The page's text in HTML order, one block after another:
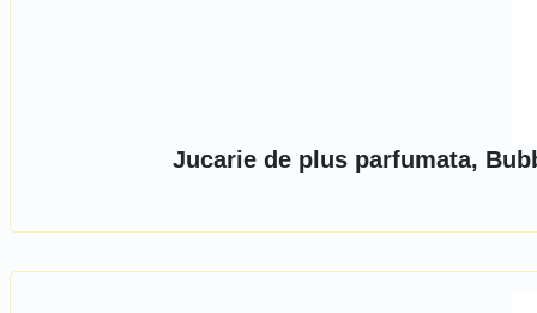
Jucarie de plus parfumata,